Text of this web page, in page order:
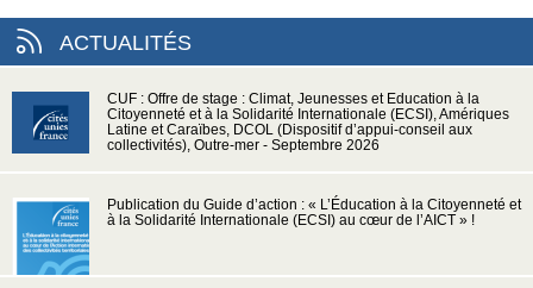
ACTUALITÉS
CUF : Offre de stage : Climat, Jeunesses et Education à la
Citoyenneté et à la Solidarité Internationale (ECSI), Amériques
Latine et Caraïbes, DCOL (Dispositif d’appui-conseil aux
collectivités), Outre-mer - Septembre 2026
Publication du Guide d’action : « L’Éducation à la Citoyenneté et
à la Solidarité Internationale (ECSI) au cœur de l’AICT » !